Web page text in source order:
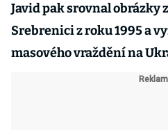
Javid pak srovnal obrázky
Srebrenici z roku 1995 a
masového vraždění na